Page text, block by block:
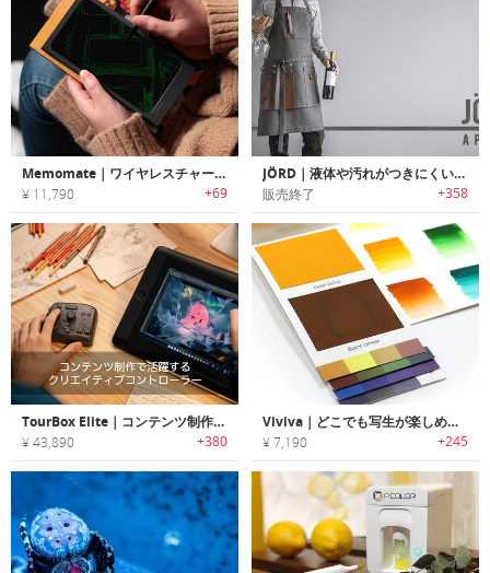
Memomate｜ワイヤレスチャージ機能搭載3-in-1 eライティングタブレット「メモメイト」
¥ 11,790 +69
JÖRD｜液体や汚れがつきにくいスタイリッシュ5イン1エプロン「ジョード」
販売終了 +358
TourBox Elite｜コンテンツ制作で活躍するクリエイティブコントローラー「ツアーボックスエリート」
¥ 43,890 +380
Viviva｜どこでも写生が楽しめるポケットにフィットする冊子型水彩パレット「ヴィヴィヴァ」
¥ 7,190 +245